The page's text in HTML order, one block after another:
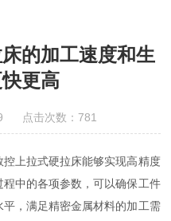
的加工速度和生
更高
点击次数：781
上拉式硬拉床能够实现高精度
中的各项参数，可以确保工件
，满足精密金属材料的加工需